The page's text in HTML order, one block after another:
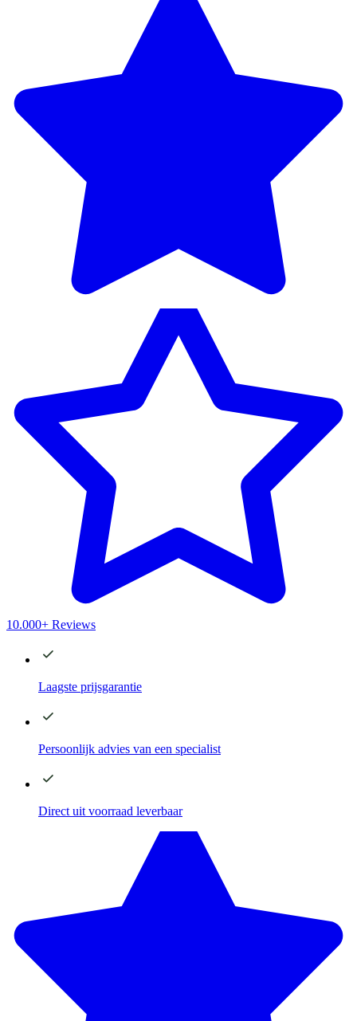
10.000+ Reviews
Laagste prijsgarantie
Persoonlijk advies van een specialist
Direct uit voorraad leverbaar